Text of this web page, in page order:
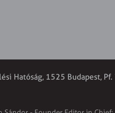
Hatóság, 1525 Budapest,